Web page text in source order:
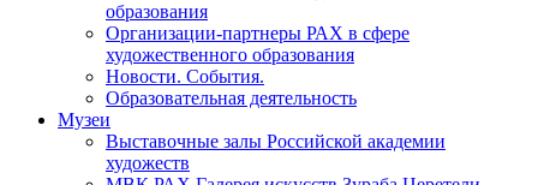
образования
Организации-партнеры РАХ в сфере
художественного образования
Новости. События.
Образовательная деятельность
Музеи
Выставочные залы Российской академии
художеств